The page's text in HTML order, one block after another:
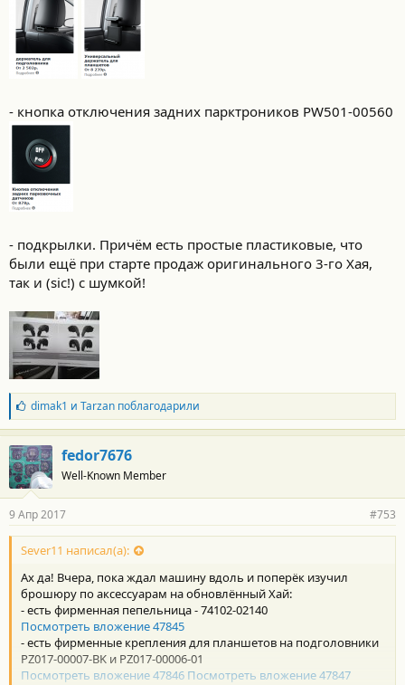
- кнопка отключения задних парктроников PW501-00560
- подкрылки. Причём есть простые пластиковые, что
были ещё при старте продаж оригинального 3-го Хая,
так и (sic!) с шумкой!
Б
л
а
г
о
д
а
н
о
с
и
:
dimak1 и Tarzanпоблагодарили
fedor7676
Well-Known Member
9 Апр 2017 #753
Sever11 написал(а):
Ах да! Вчера, пока ждал машину вдоль и поперёк изучил
брошюру по аксессуарам на обновлённый Хай:
- есть фирменная пепельница - 74102-02140
Посмотреть вложение 47845
- есть фирменные крепления для планшетов на подголовники
PZ017-00007-BK и PZ017-00006-01
Посмотреть вложение 47846 Посмотреть вложение 47847